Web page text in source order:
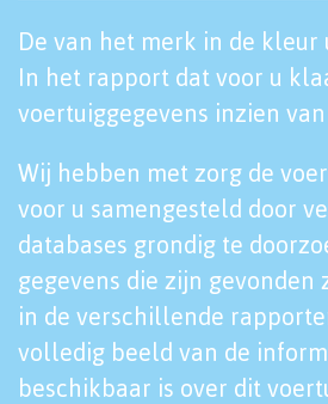
De van het merk in de kleur
In het rapport dat voor u
voertuiggegevens inzien
Wij hebben met zorg de
voor u samengesteld door
databases grondig te
gegevens die zijn gevonden
in de verschillende
volledig beeld van de
beschikbaar is over dit